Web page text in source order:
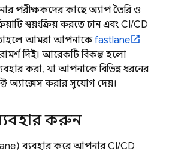
পরীক্ষকদের কাছে অ্যাপ তৈরি ও
স্বয়ংক্রিয় করতে চান এবং CI/CD
আমরা আপনাকেfastlane
দিই। আরেকটি বিকল্প হলো
করা, যা আপনাকে বিভিন্ন ধরনের
অ্যাক্সেস করার সুযোগ দেয়।
করুন
ব্যবহার করে আপনার CI/CD